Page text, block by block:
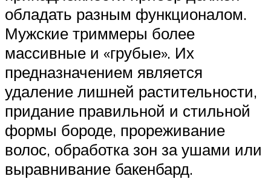
обладать разным функционалом.
Мужские триммеры более
массивные и «грубые». Их
предназначением является
удаление лишней растительности,
придание правильной и стильной
формы бороде, прореживание
волос, обработка зон за ушами или
выравнивание бакенбард.